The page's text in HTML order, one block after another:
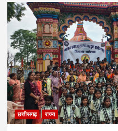
छत्तीसगढ़ राज्य